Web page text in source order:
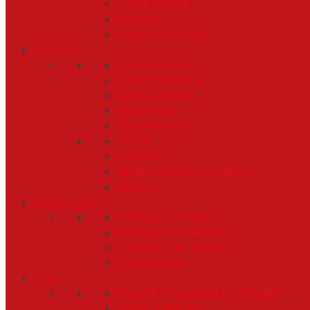
Latte e derivati
Bevande
Pasticceria e dolci
Cosmesi
Creme corpo
Burri e Oli naturali
Argilla e Fanghi
Igiene orale
Oli Essenziali
Henné
Accessori
Idrolati e Acque aromatiche
Make up
Profumi Arabi
Profumi per il corpo
Profumi per l'Ambiente
Profumi in Olio Roll-on
Profumi Spray
Souk
Narghilè e Accessori per Narghilè
Confetture, Miele, Melasse e Creme Spalmabili
Frutta secca, disidratata e Semi
Snack Salati e Aperitivi
Latte e derivati
Bevande
Pasticceria e dolci
Creme corpo
Burri e Oli naturali
Argilla e Fanghi
Igiene orale
Oli Essenziali
Henné